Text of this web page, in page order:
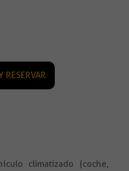
RESERVAR
climatizado (coche,